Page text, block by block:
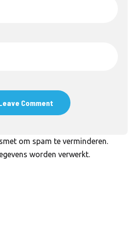
om spam te verminderen.
worden verwerkt.